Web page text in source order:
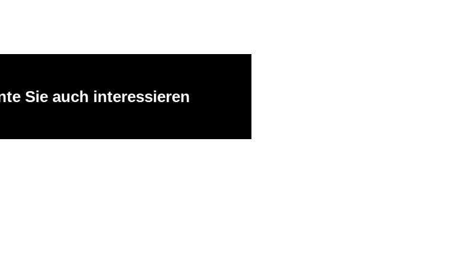
Sie auch interessieren